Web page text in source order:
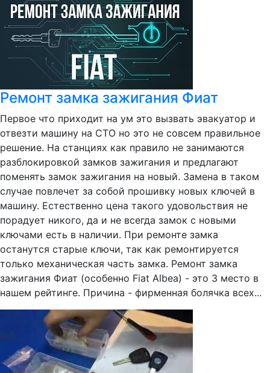
Ремонт замка зажигания Фиат
Первое что приходит на ум это вызвать эвакуатор и
отвезти машину на СТО но это не совсем правильное
решение. На станциях как правило не занимаются
разблокировкой замков зажигания и предлагают
поменять замок зажигания на новый. Замена в таком
случае повлечет за собой прошивку новых ключей в
машину. Естественно цена такого удовольствия не
порадует никого, да и не всегда замок с новыми
ключами есть в наличии. При ремонте замка
останутся старые ключи, так как ремонтируется
только механическая часть замка. Ремонт замка
зажигания Фиат (особенно Fiat Albea) - это 3 место в
нашем рейтинге. Причина - фирменная болячка всех...